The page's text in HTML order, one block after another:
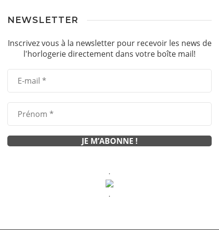
NEWSLETTER
Inscrivez vous à la newsletter pour recevoir les news de
l'horlogerie directement dans votre boîte mail!
.
.